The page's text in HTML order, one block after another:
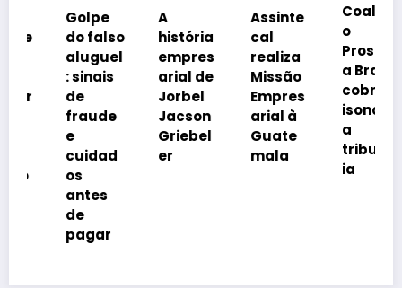
Golpe
do falso
aluguel
: sinais
fraude
cuidad
antes
pagar
história
empres
arial de
Jorbel
Jacson
Griebel
Assinte
realiza
Missão
Empres
arial à
Guate
mala
Coalizã
Prosper
a Brasil
cobra
isonomi
tributár